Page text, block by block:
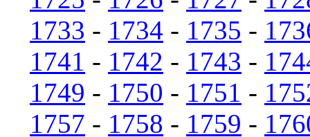
1733 - 1734 - 1735 -
1741 - 1742 - 1743 -
1749 - 1750 - 1751 -
1757 - 1758 - 1759 -